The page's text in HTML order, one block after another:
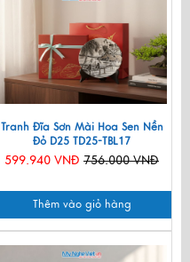
Tranh Đĩa Sơn Mài Hoa Sen Nền
Đỏ D25 TD25-TBL17
599.940 VNĐ 756.000 VNĐ
Thêm vào giỏ hàng